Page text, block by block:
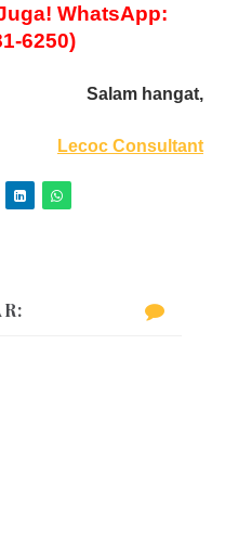
WhatsApp:
6250)
Salam hangat,
Lecoc Consultant